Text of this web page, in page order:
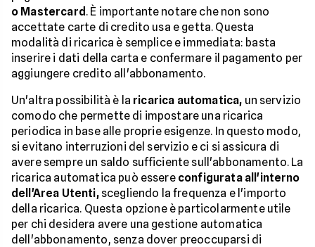
o Mastercard . È importante notare che non sono
accettate carte di credito usa e getta. Questa
modalità di ricarica è semplice e immediata: basta
inserire i dati della carta e confermare il pagamento per
aggiungere credito all'abbonamento.
Un'altra possibilità è la ricarica automatica, un servizio
comodo che permette di impostare una ricarica
periodica in base alle proprie esigenze. In questo modo,
si evitano interruzioni del servizio e ci si assicura di
avere sempre un saldo sufficiente sull'abbonamento. La
ricarica automatica può essere configurata all'interno
dell'Area Utenti,scegliendo la frequenza e l'importo
della ricarica. Questa opzione è particolarmente utile
per chi desidera avere una gestione automatica
dell'abbonamento, senza dover preoccuparsi di